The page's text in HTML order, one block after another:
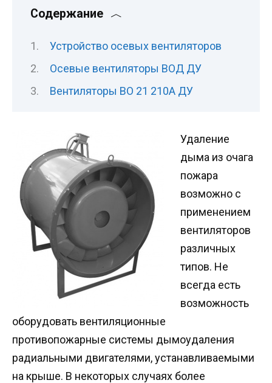
Содержание
Устройство осевых вентиляторов
Осевые вентиляторы ВОД ДУ
Вентиляторы ВО 21 210А ДУ
Удаление
дыма из очага
пожара
возможно с
применением
вентиляторов
различных
типов. Не
всегда есть
возможность
оборудовать вентиляционные
противопожарные системы дымоудаления
радиальными двигателями, устанавливаемыми
на крыше. В некоторых случаях более